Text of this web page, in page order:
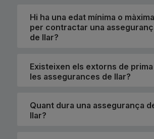
Hi ha una edat mínima o màxima
per contractar una
de llar?
Existeixen els extorns de prima
les assegurances de llar?
Quant dura una assegurança
llar?